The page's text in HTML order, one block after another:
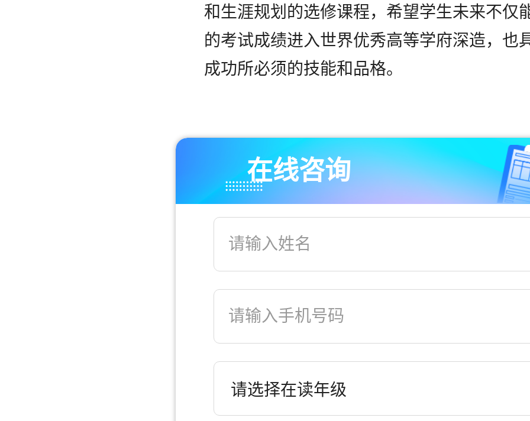
和生涯规划的选修课程，希望学生未来不仅
的考试成绩进入世界优秀高等学府深造，也
成功所必须的技能和品格。
在线咨询
息。若您同意且理解，上述信息将用于本公司为
进行后期回访，从而定制更为贴心的服务。关于
的个人信息处理规则详见
《用户隐私政策》